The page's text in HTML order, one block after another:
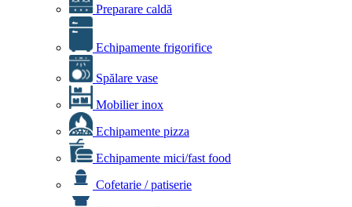
Preparare caldă
Echipamente frigorifice
Spălare vase
Mobilier inox
Echipamente pizza
Echipamente mici/fast food
Cofetarie / patiserie